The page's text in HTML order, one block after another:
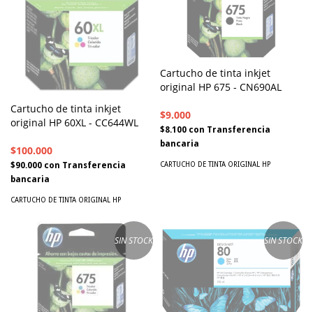
Cartucho de tinta inkjet
original HP 60XL - CC644WL
$100.000
$90.000 con Transferencia
bancaria
CARTUCHO DE TINTA ORIGINAL HP
Cartucho de tinta inkjet
original HP 675 - CN690AL
$9.000
$8.100 con Transferencia
bancaria
CARTUCHO DE TINTA ORIGINAL HP
SIN STOCK SIN STOCK